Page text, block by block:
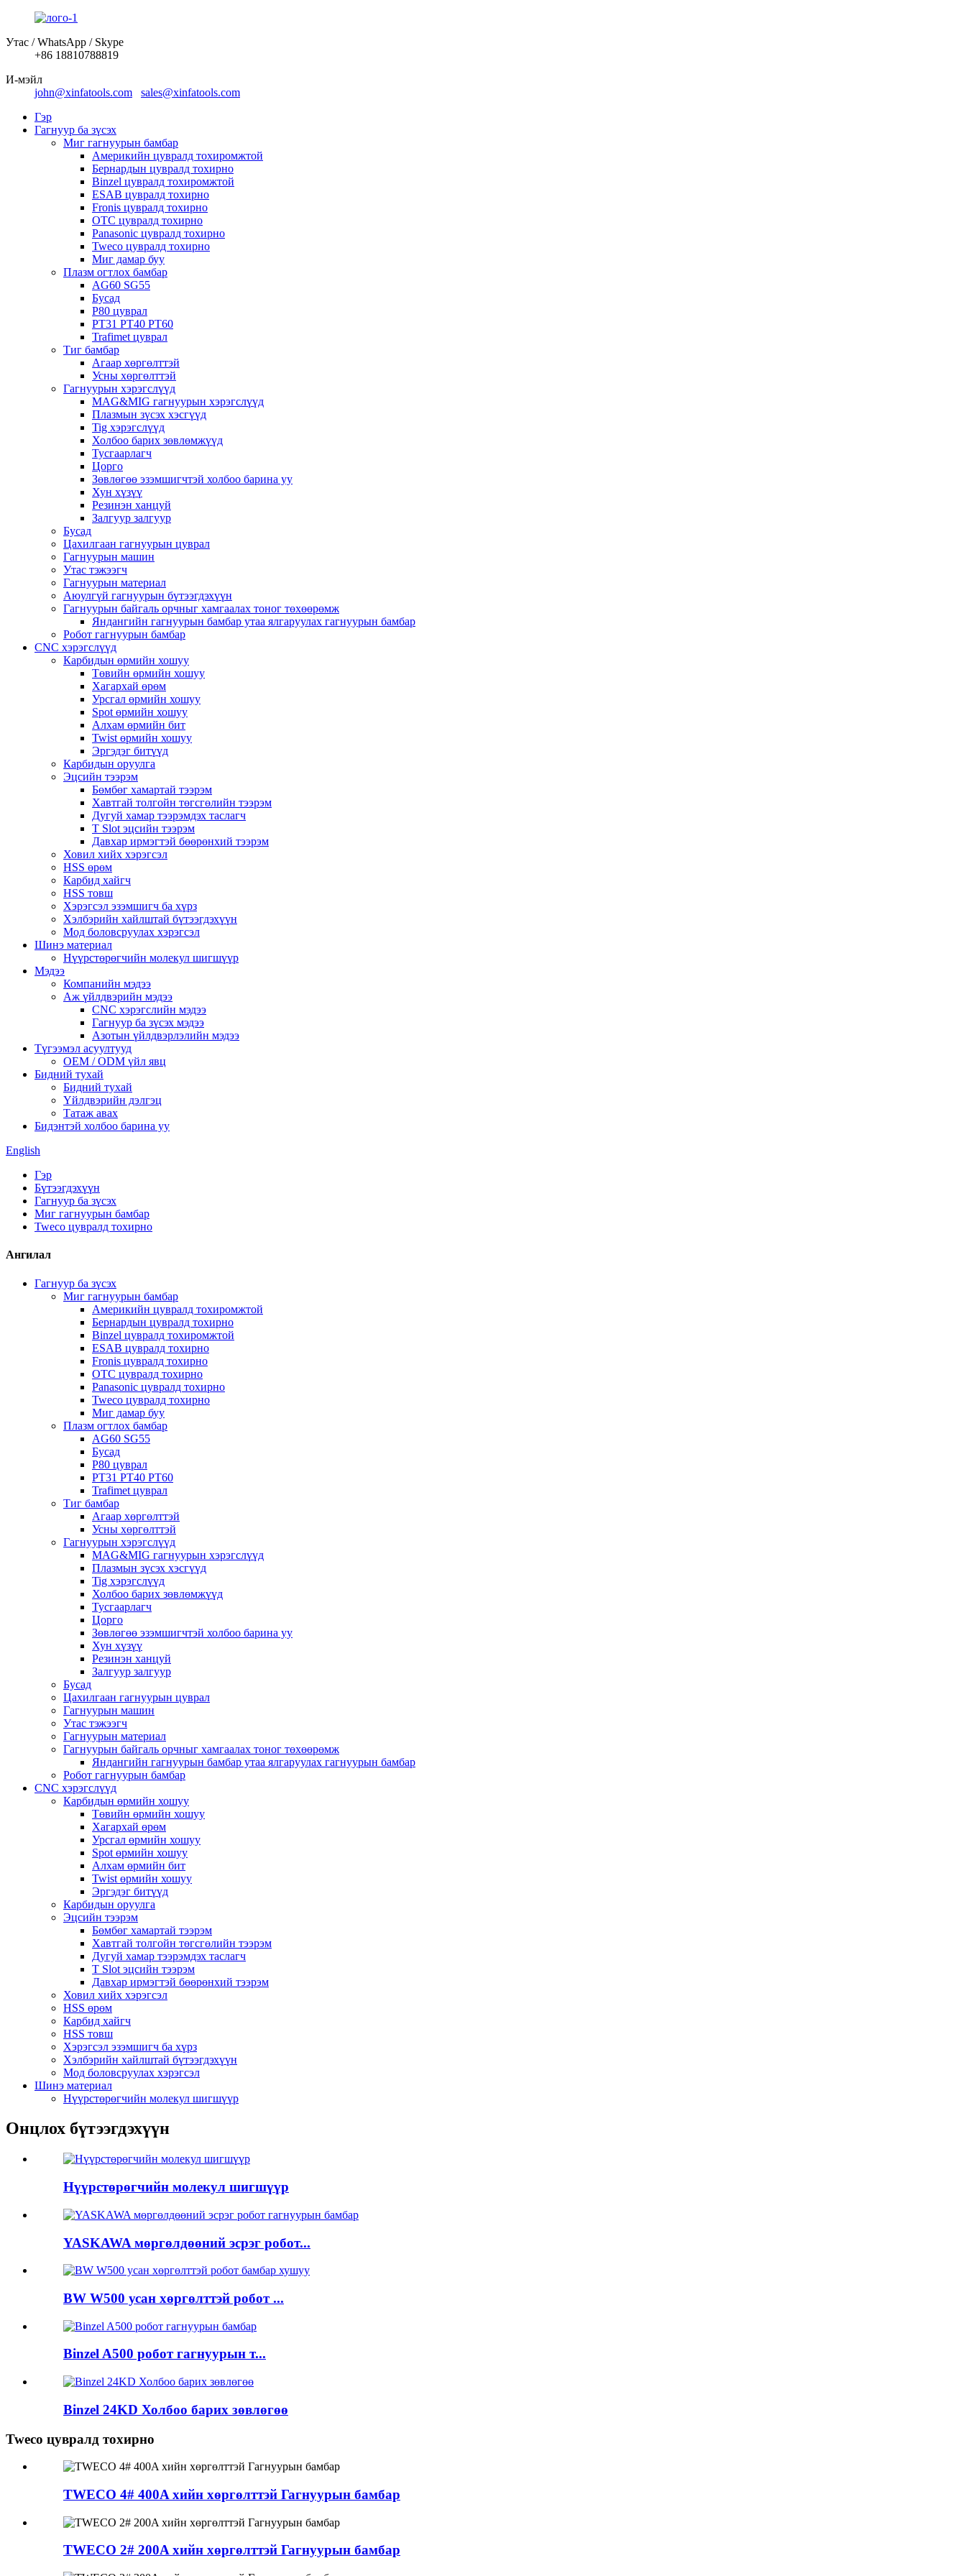
Утас / WhatsApp / Skype
+86 18810788819
И-мэйл
john@xinfatools.com
sales@xinfatools.com
Гэр
Гагнуур ба зүсэх
Миг гагнуурын бамбар
Америкийн цувралд тохиромжтой
Бернардын цувралд тохирно
Binzel цувралд тохиромжтой
ESAB цувралд тохирно
Fronis цувралд тохирно
OTC цувралд тохирно
Panasonic цувралд тохирно
Tweco цувралд тохирно
Миг дамар буу
Плазм огтлох бамбар
AG60 SG55
Бусад
P80 цуврал
PT31 PT40 PT60
Trafimet цуврал
Тиг бамбар
Агаар хөргөлттэй
Усны хөргөлттэй
Гагнуурын хэрэгслүүд
MAG&MIG гагнуурын хэрэгслүүд
Плазмын зүсэх хэсгүүд
Tig хэрэгслүүд
Холбоо барих зөвлөмжүүд
Тусгаарлагч
Цорго
Зөвлөгөө эзэмшигчтэй холбоо барина уу
Хун хүзүү
Резинэн ханцуй
Залгуур залгуур
Бусад
Цахилгаан гагнуурын цуврал
Гагнуурын машин
Утас тэжээгч
Гагнуурын материал
Аюулгүй гагнуурын бүтээгдэхүүн
Гагнуурын байгаль орчныг хамгаалах тоног төхөөрөмж
Яндангийн гагнуурын бамбар утаа ялгаруулах гагнуурын бамбар
Робот гагнуурын бамбар
CNC хэрэгслүүд
Карбидын өрмийн хошуу
Төвийн өрмийн хошуу
Хагархай өрөм
Урсгал өрмийн хошуу
Spot өрмийн хошуу
Алхам өрмийн бит
Twist өрмийн хошуу
Эргэдэг битүүд
Карбидын оруулга
Эцсийн тээрэм
Бөмбөг хамартай тээрэм
Хавтгай толгойн төгсгөлийн тээрэм
Дугуй хамар тээрэмдэх таслагч
T Slot эцсийн тээрэм
Давхар ирмэгтэй бөөрөнхий тээрэм
Ховил хийх хэрэгсэл
HSS өрөм
Карбид хайгч
HSS товш
Хэрэгсэл эзэмшигч ба хүрз
Хэлбэрийн хайлштай бүтээгдэхүүн
Мод боловсруулах хэрэгсэл
Шинэ материал
Нүүрстөрөгчийн молекул шигшүүр
Мэдээ
Компанийн мэдээ
Аж үйлдвэрийн мэдээ
CNC хэрэгслийн мэдээ
Гагнуур ба зүсэх мэдээ
Азотын үйлдвэрлэлийн мэдээ
Түгээмэл асуултууд
OEM / ODM үйл явц
Бидний тухай
Бидний тухай
Үйлдвэрийн дэлгэц
Татаж авах
Бидэнтэй холбоо барина уу
English
Гэр
Бүтээгдэхүүн
Гагнуур ба зүсэх
Миг гагнуурын бамбар
Tweco цувралд тохирно
Ангилал
Гагнуур ба зүсэх
Миг гагнуурын бамбар
Америкийн цувралд тохиромжтой
Бернардын цувралд тохирно
Binzel цувралд тохиромжтой
ESAB цувралд тохирно
Fronis цувралд тохирно
OTC цувралд тохирно
Panasonic цувралд тохирно
Tweco цувралд тохирно
Миг дамар буу
Плазм огтлох бамбар
AG60 SG55
Бусад
P80 цуврал
PT31 PT40 PT60
Trafimet цуврал
Тиг бамбар
Агаар хөргөлттэй
Усны хөргөлттэй
Гагнуурын хэрэгслүүд
MAG&MIG гагнуурын хэрэгслүүд
Плазмын зүсэх хэсгүүд
Tig хэрэгслүүд
Холбоо барих зөвлөмжүүд
Тусгаарлагч
Цорго
Зөвлөгөө эзэмшигчтэй холбоо барина уу
Хун хүзүү
Резинэн ханцуй
Залгуур залгуур
Бусад
Цахилгаан гагнуурын цуврал
Гагнуурын машин
Утас тэжээгч
Гагнуурын материал
Гагнуурын байгаль орчныг хамгаалах тоног төхөөрөмж
Яндангийн гагнуурын бамбар утаа ялгаруулах гагнуурын бамбар
Робот гагнуурын бамбар
CNC хэрэгслүүд
Карбидын өрмийн хошуу
Төвийн өрмийн хошуу
Хагархай өрөм
Урсгал өрмийн хошуу
Spot өрмийн хошуу
Алхам өрмийн бит
Twist өрмийн хошуу
Эргэдэг битүүд
Карбидын оруулга
Эцсийн тээрэм
Бөмбөг хамартай тээрэм
Хавтгай толгойн төгсгөлийн тээрэм
Дугуй хамар тээрэмдэх таслагч
T Slot эцсийн тээрэм
Давхар ирмэгтэй бөөрөнхий тээрэм
Ховил хийх хэрэгсэл
HSS өрөм
Карбид хайгч
HSS товш
Хэрэгсэл эзэмшигч ба хүрз
Хэлбэрийн хайлштай бүтээгдэхүүн
Мод боловсруулах хэрэгсэл
Шинэ материал
Нүүрстөрөгчийн молекул шигшүүр
Онцлох бүтээгдэхүүн
Нүүрстөрөгчийн молекул шигшүүр
YASKAWA мөргөлдөөний эсрэг робот...
BW W500 усан хөргөлттэй робот ...
Binzel A500 робот гагнуурын т...
Binzel 24KD Холбоо барих зөвлөгөө
Tweco цувралд тохирно
TWECO 4# 400A хийн хөргөлттэй Гагнуурын бамбар
TWECO 2# 200A хийн хөргөлттэй Гагнуурын бамбар